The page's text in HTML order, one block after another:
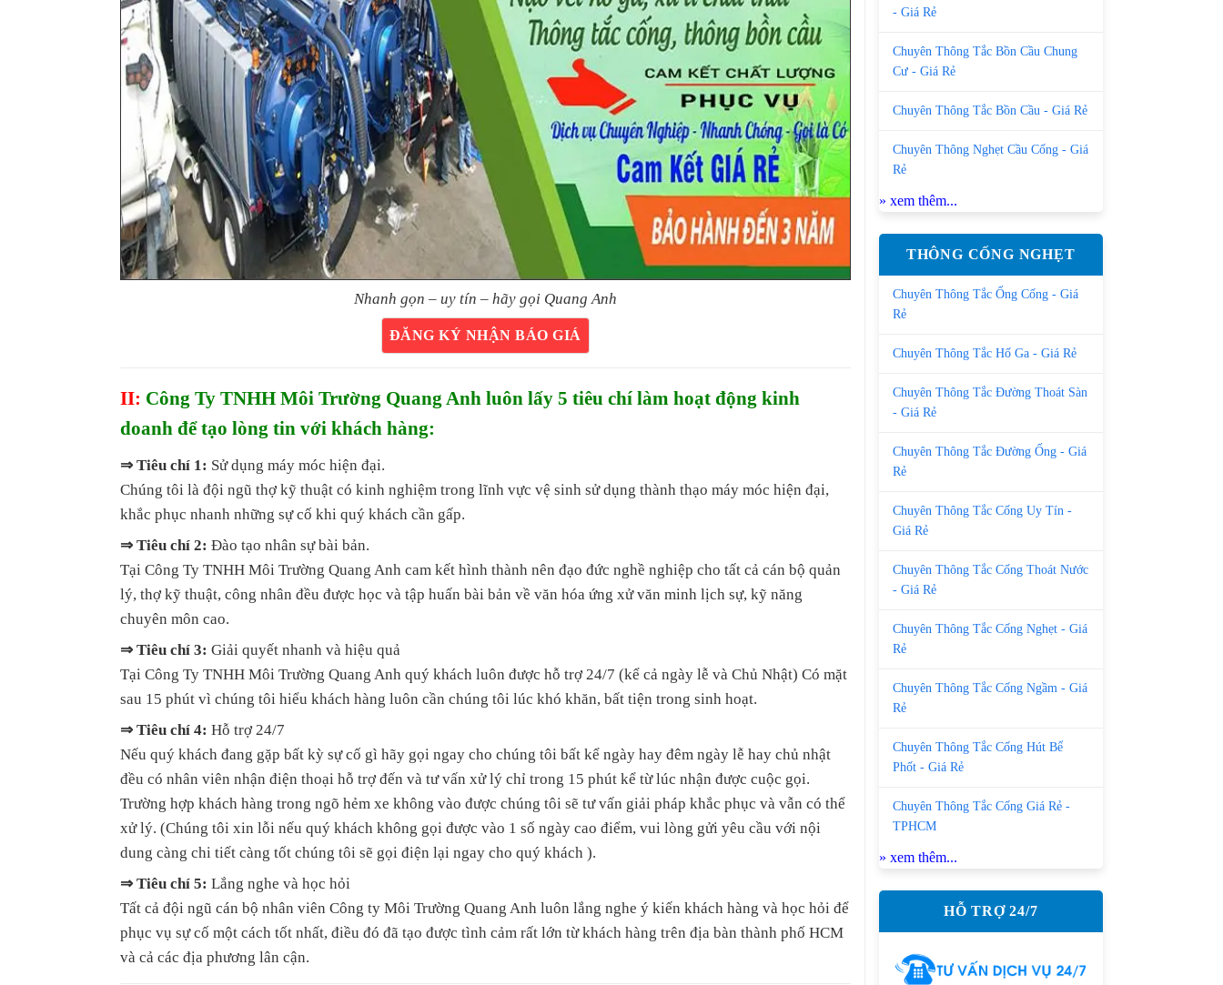
Nhanh gọn – uy tín – hãy gọi Quang Anh
ĐĂNG KÝ NHẬN BÁO GIÁ
II: Công Ty TNHH Môi Trường Quang Anh luôn lấy 5 tiêu chí làm hoạt động kinh
doanh để tạo lòng tin với khách hàng:
⇒ Tiêu chí 1: Sử dụng máy móc hiện đại.
Chúng tôi là đội ngũ thợ kỹ thuật có kinh nghiệm trong lĩnh vực vệ sinh sử dụng thành thạo máy móc hiện đại,
khắc phục nhanh những sự cố khi quý khách cần gấp.
⇒ Tiêu chí 2: Đào tạo nhân sự bài bản.
Tại Công Ty TNHH Môi Trường Quang Anh cam kết hình thành nên đạo đức nghề nghiệp cho tất cả cán bộ quản
lý, thợ kỹ thuật, công nhân đều được học và tập huấn bài bản về văn hóa ứng xử văn minh lịch sự, kỹ năng
chuyên môn cao.
⇒ Tiêu chí 3: Giải quyết nhanh và hiệu quả
Tại Công Ty TNHH Môi Trường Quang Anh quý khách luôn được hỗ trợ 24/7 (kể cả ngày lễ và Chủ Nhật) Có mặt
sau 15 phút vì chúng tôi hiểu khách hàng luôn cần chúng tôi lúc khó khăn, bất tiện trong sinh hoạt.
⇒ Tiêu chí 4: Hỗ trợ 24/7
Nếu quý khách đang gặp bất kỳ sự cố gì hãy gọi ngay cho chúng tôi bất kể ngày hay đêm ngày lễ hay chủ nhật
đều có nhân viên nhận điện thoại hỗ trợ đến và tư vấn xử lý chỉ trong 15 phút kể từ lúc nhận được cuộc gọi.
Trường hợp khách hàng trong ngõ hẻm xe không vào được chúng tôi sẽ tư vấn giải pháp khắc phục và vẫn có thể
xử lý. (Chúng tôi xin lỗi nếu quý khách không gọi được vào 1 số ngày cao điểm, vui lòng gửi yêu cầu với nội
dung càng chi tiết càng tốt chúng tôi sẽ gọi điện lại ngay cho quý khách ).
⇒ Tiêu chí 5: Lắng nghe và học hỏi
Tất cả đội ngũ cán bộ nhân viên Công ty Môi Trường Quang Anh luôn lắng nghe ý kiến khách hàng và học hỏi để
phục vụ sự cố một cách tốt nhất, điều đó đã tạo được tình cảm rất lớn từ khách hàng trên địa bàn thành phố HCM
và cả các địa phương lân cận.
- Giá Rẻ
Chuyên Thông Tắc Bồn Cầu Chung
Cư - Giá Rẻ
Chuyên Thông Tắc Bồn Cầu - Giá Rẻ
Chuyên Thông Nghẹt Cầu Cống - Giá
Rẻ
» xem thêm...
THÔNG CỐNG NGHẸT
Chuyên Thông Tắc Ống Cống - Giá
Rẻ
Chuyên Thông Tắc Hố Ga - Giá Rẻ
Chuyên Thông Tắc Đường Thoát Sàn
- Giá Rẻ
Chuyên Thông Tắc Đường Ống - Giá
Rẻ
Chuyên Thông Tắc Cống Uy Tín -
Giá Rẻ
Chuyên Thông Tắc Cống Thoát Nước
- Giá Rẻ
Chuyên Thông Tắc Cống Nghẹt - Giá
Rẻ
Chuyên Thông Tắc Cống Ngầm - Giá
Rẻ
Chuyên Thông Tắc Cống Hút Bể
Phốt - Giá Rẻ
Chuyên Thông Tắc Cống Giá Rẻ -
TPHCM
» xem thêm...
HỖ TRỢ 24/7